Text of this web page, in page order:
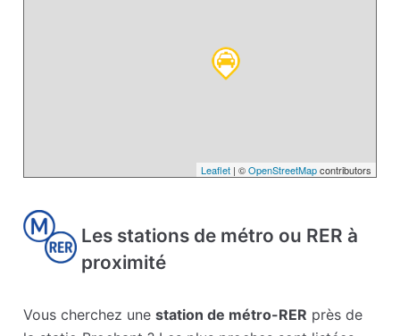
Leaflet| ©OpenStreetMapcontributors
Les stations de métro ou RER à
proximité
Vous cherchez unestation de métro-RER près de